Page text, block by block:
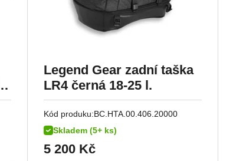
Skladem (5+ ks)
Legend Gear zadní taška
LR4 černá 18-25 l.
Kód produku:BC.HTA.00.406.20000
5 200 Kč